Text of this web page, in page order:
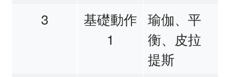
3
基礎動作
1
瑜伽、平
衡、皮拉
提斯